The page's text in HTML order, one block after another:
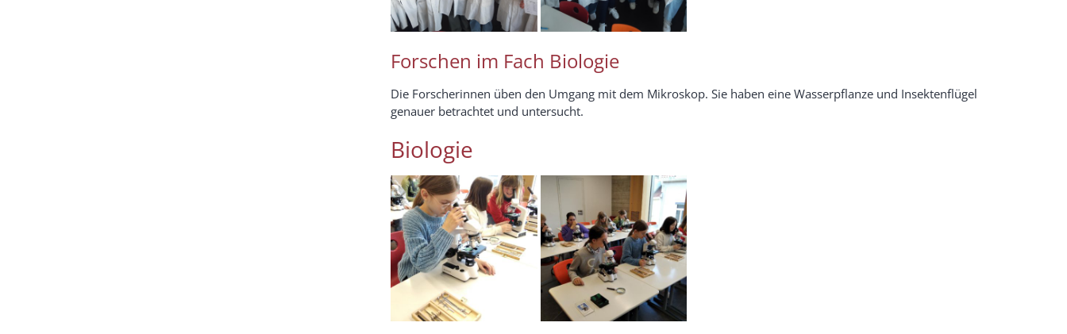
Forschen im Fach Biologie
Die Forscherinnen üben den Umgang mit dem Mikroskop. Sie haben eine Wasserpflanze und Insektenflügel
genauer betrachtet und untersucht.
Biologie